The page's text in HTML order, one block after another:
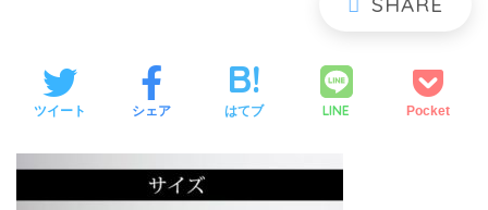
ツイート シェア はてブ LINE Pocket